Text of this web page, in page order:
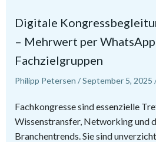
Digitale
– Mehrwert per
Fachzielgruppen
Philipp Petersen /September 5, 2025
Fachkongresse sind essenzielle
Wissenstransfer, Networking und
Branchentrends. Sie sind